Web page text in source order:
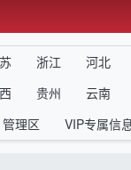
浙江 河北
贵州 云南
管理区 VIP专属信